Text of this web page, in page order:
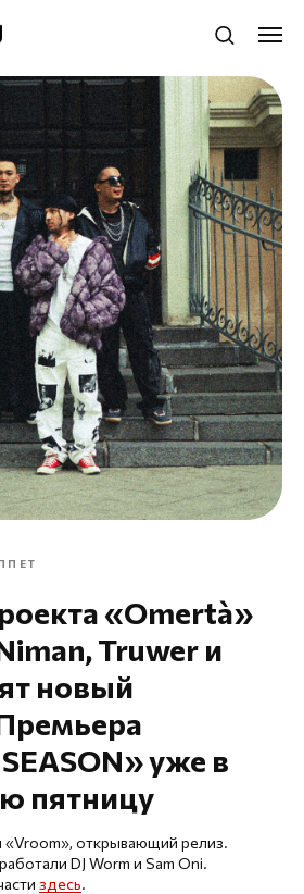
«Omertà»
Truwer и
новый
уже в
пятницу
«Vroom», открывающий релиз.
DJ Worm и Sam Oni.
здесь.